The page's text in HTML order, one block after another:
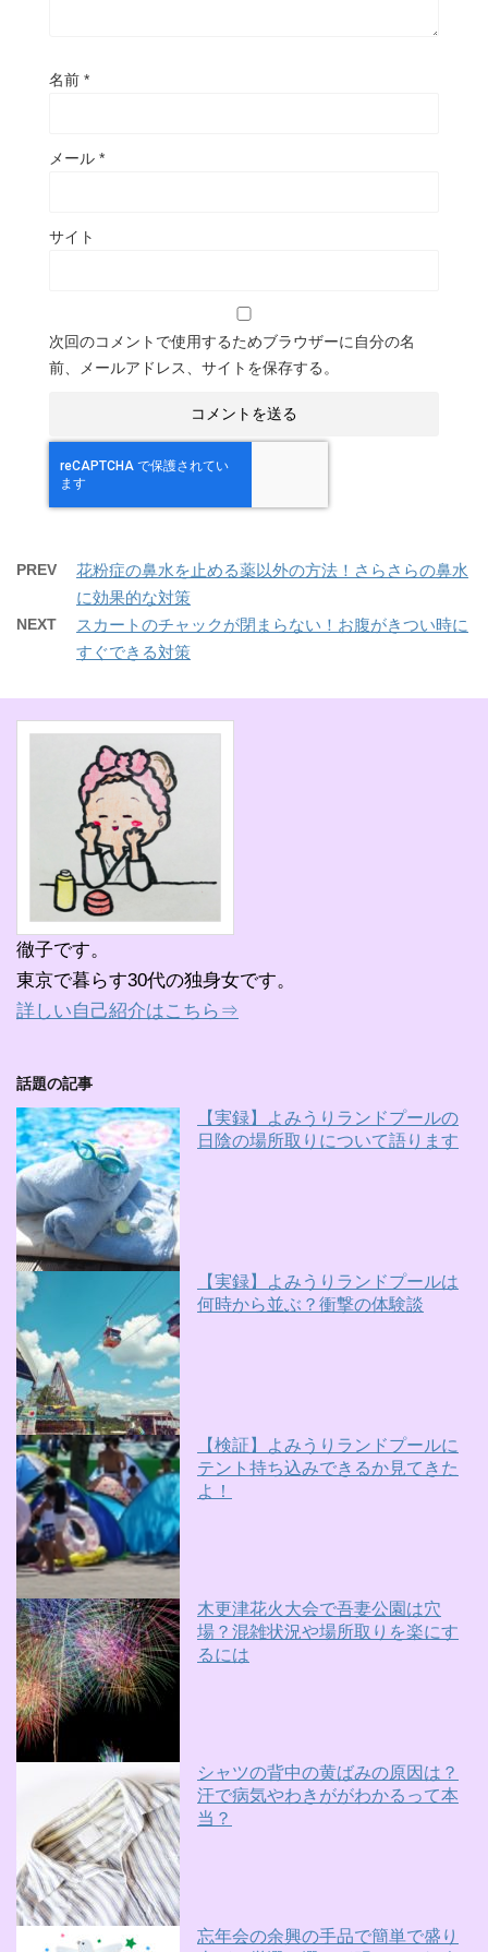
名前 *
メール *
サイト
次回のコメントで使用するためブラウザーに自分の名
前、メールアドレス、サイトを保存する。
PREV
花粉症の鼻水を止める薬以外の方法！さらさらの鼻水
に効果的な対策
NEXT
スカートのチャックが閉まらない！お腹がきつい時に
すぐできる対策
徹子です。
東京で暮らす30代の独身女です。
詳しい自己紹介はこちら⇒
話題の記事
【実録】よみうりランドプールの
日陰の場所取りについて語ります
【実録】よみうりランドプールは
何時から並ぶ？衝撃の体験談
【検証】よみうりランドプールに
テント持ち込みできるか見てきた
よ！
木更津花火大会で吾妻公園は穴
場？混雑状況や場所取りを楽にす
るには
シャツの背中の黄ばみの原因は？
汗で病気やわきががわかるって本
当？
忘年会の余興の手品で簡単で盛り